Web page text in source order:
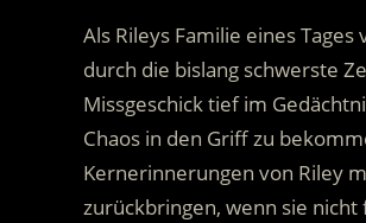
Als Rileys Familie eines
durch die bislang schwerste
Missgeschick tief im
Chaos in den Griff zu
Kernerinnerungen von Riley
zurückbringen, wenn sie